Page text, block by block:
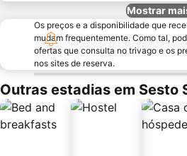
Mostrar
Os preços e a disponibilidade que
mudam frequentemente. Como tal,
ofertas que consulta no trivago e os
nos sites de reserva.
Outras estadias em Sesto